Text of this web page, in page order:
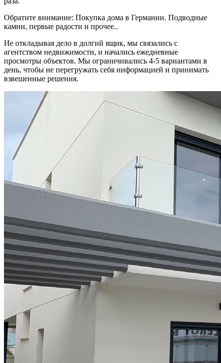
Обратите внимание: Покупка дома в Германии. Подводные
камни, первые радости и прочее..
Не откладывая дело в долгий ящик, мы связались с
агентством недвижимости, и начались ежедневные
просмотры объектов. Мы ограничивались 4-5 вариантами в
день, чтобы не перегружать себя информацией и принимать
взвешенные решения.